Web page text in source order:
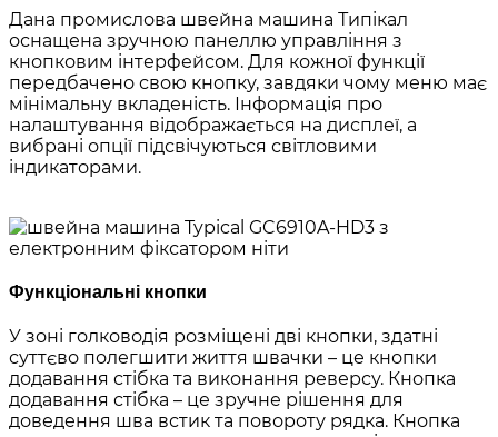
Дана промислова швейна машина Типікал
оснащена зручною панеллю управління з
кнопковим інтерфейсом. Для кожної функції
передбачено свою кнопку, завдяки чому меню має
мінімальну вкладеність. Інформація про
налаштування відображається на дисплеї, а
вибрані опції підсвічуються світловими
індикаторами.
Функціональні кнопки
У зоні голководія розміщені дві кнопки, здатні
суттєво полегшити життя швачки – це кнопки
додавання стібка та виконання реверсу. Кнопка
додавання стібка – це зручне рішення для
доведення шва встик та повороту рядка. Кнопка